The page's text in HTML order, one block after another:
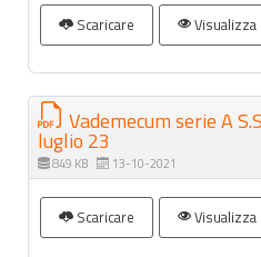
Scaricare Visualizza
Vademecum serie A
luglio 23
849 KB 13-10-2021
Scaricare Visualizza